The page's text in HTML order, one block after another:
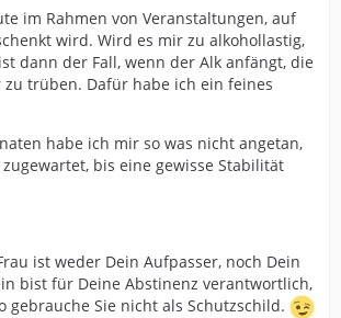
im Rahmen von Veranstaltungen, auf
wird. Wird es mir zu alkohollastig,
dann der Fall, wenn der Alk anfängt, die
zu trüben. Dafür habe ich ein feines
habe ich mir so was nicht angetan,
bis eine gewisse Stabilität
ist weder Dein Aufpasser, noch Dein
bist für Deine Abstinenz verantwortlich,
gebrauche Sie nicht als Schutzschild.